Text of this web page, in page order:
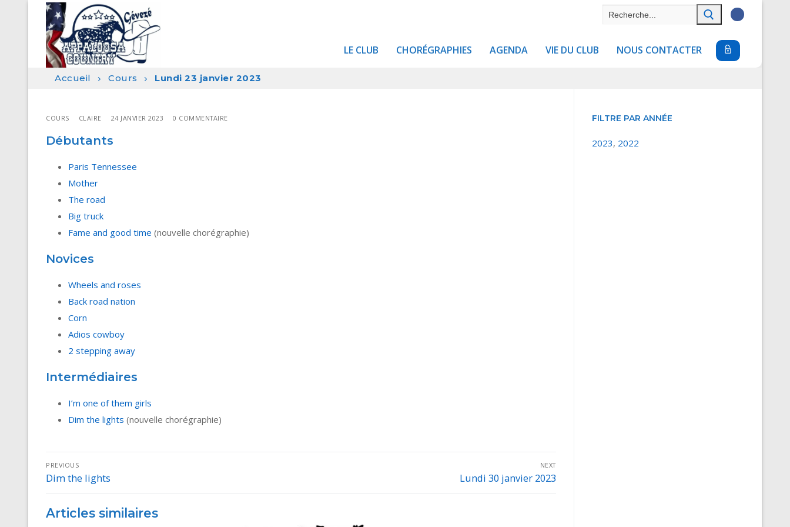
contenu
Rechercher
LE CLUB CHORÉGRAPHIES AGENDA VIE DU CLUB NOUS CONTACTER
Accueil Cours Lundi 23 janvier 2023
COURS CLAIRE 24 JANVIER 2023 0 COMMENTAIRE
Débutants
Paris Tennessee
Mother
The road
Big truck
Fame and good time (nouvelle chorégraphie)
Novices
Wheels and roses
Back road nation
Corn
Adios cowboy
2 stepping away
Intermédiaires
I’m one of them girls
Dim the lights (nouvelle chorégraphie)
Navigation
de
l’article
PREVIOUS
Previous
Dim the lights
NEXT
Next
Lundi 30 janvier 2023
Articles similaires
FILTRE PAR ANNÉE
2023, 2022